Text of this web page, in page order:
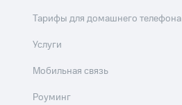
Тарифы для домашнего телефона
Услуги
Мобильная связь
Роуминг